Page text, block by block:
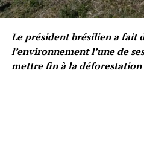
Le président brésilien a fait
l’environnement l’une de
mettre fin à la déforestation